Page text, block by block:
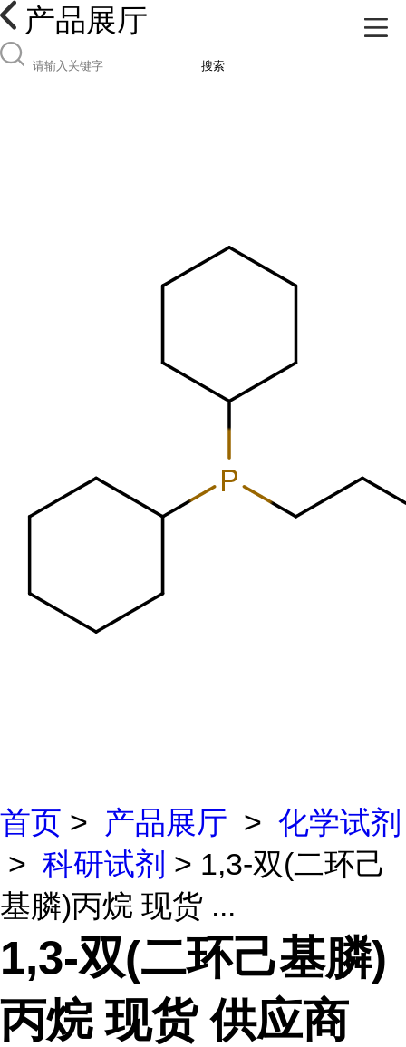
产品展厅
搜索
首页 > 产品展厅 > 化学试剂
> 科研试剂 > 1,3-双(二环己
基膦)丙烷 现货 ...
1,3-双(二环己基膦)
丙烷 现货 供应商